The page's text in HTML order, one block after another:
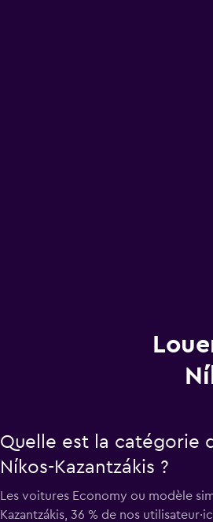
Quelle est la catégorie
Níkos-Kazantzákis ?
Les voitures Economy ou modèle
Kazantzákis, 36 % de nos